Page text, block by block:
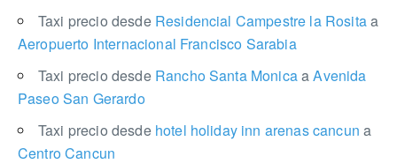
Taxi precio desde Residencial Campestre la Rositaa
Aeropuerto Internacional Francisco Sarabia
Taxi precio desde Rancho Santa MonicaaAvenida
Paseo San Gerardo
Taxi precio desde hotel holiday inn arenas cancuna
Centro Cancun